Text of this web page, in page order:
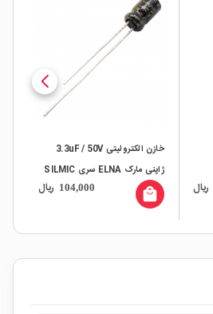
ریال
خازن الکترولیتی 3.3uF / 50V
ژاپنی مارک ELNA سری SILMIC
104,000 ریال local_mall